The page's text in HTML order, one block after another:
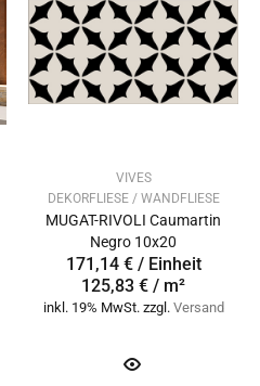
VIVES
DEKORFLIESE / WANDFLIESE
MUGAT-RIVOLI Caumartin
Negro 10x20
171,14 € / Einheit
125,83 € / m²
inkl. 19% MwSt. zzgl. Versand